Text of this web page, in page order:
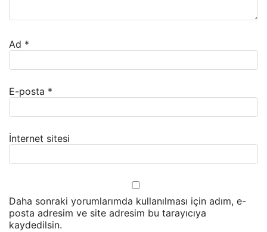
Ad *
E-posta *
İnternet sitesi
Daha sonraki yorumlarımda kullanılması için adım, e-
posta adresim ve site adresim bu tarayıcıya
kaydedilsin.